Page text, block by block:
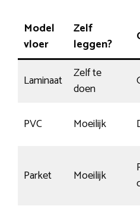
Model
vloer
Zelf
leggen?
Laminaat
Zelf te
doen
PVC Moeilijk
Parket Moeilijk